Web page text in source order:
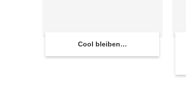
Cool bleiben…